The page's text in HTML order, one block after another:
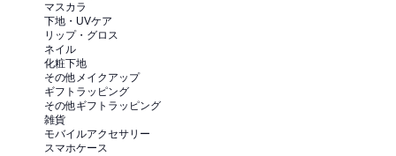
マスカラ
下地・UVケア
リップ・グロス
ネイル
化粧下地
その他メイクアップ
ギフトラッピング
その他ギフトラッピング
雑貨
モバイルアクセサリー
スマホケース